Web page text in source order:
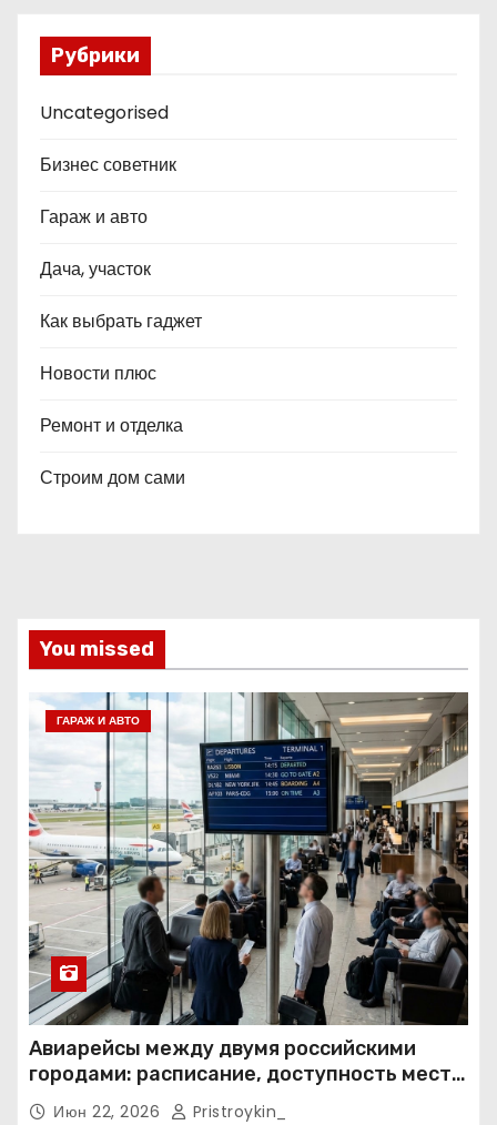
Рубрики
Uncategorised
Бизнес советник
Гараж и авто
Дача, участок
Как выбрать гаджет
Новости плюс
Ремонт и отделка
Строим дом сами
You missed
ГАРАЖ И АВТО
Авиарейсы между двумя российскими
городами: расписание, доступность мест и
тарифные условия
Июн 22, 2026 Pristroykin_